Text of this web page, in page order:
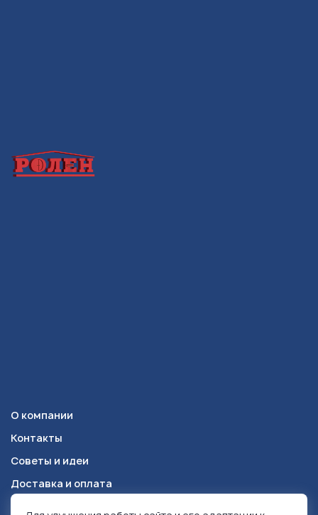
О компании
Контакты
Советы и идеи
Доставка и оплата